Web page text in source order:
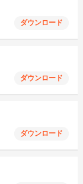
ダウンロード
ダウンロード
ダウンロード